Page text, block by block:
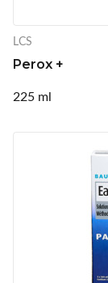
LCS
Perox +
225 ml